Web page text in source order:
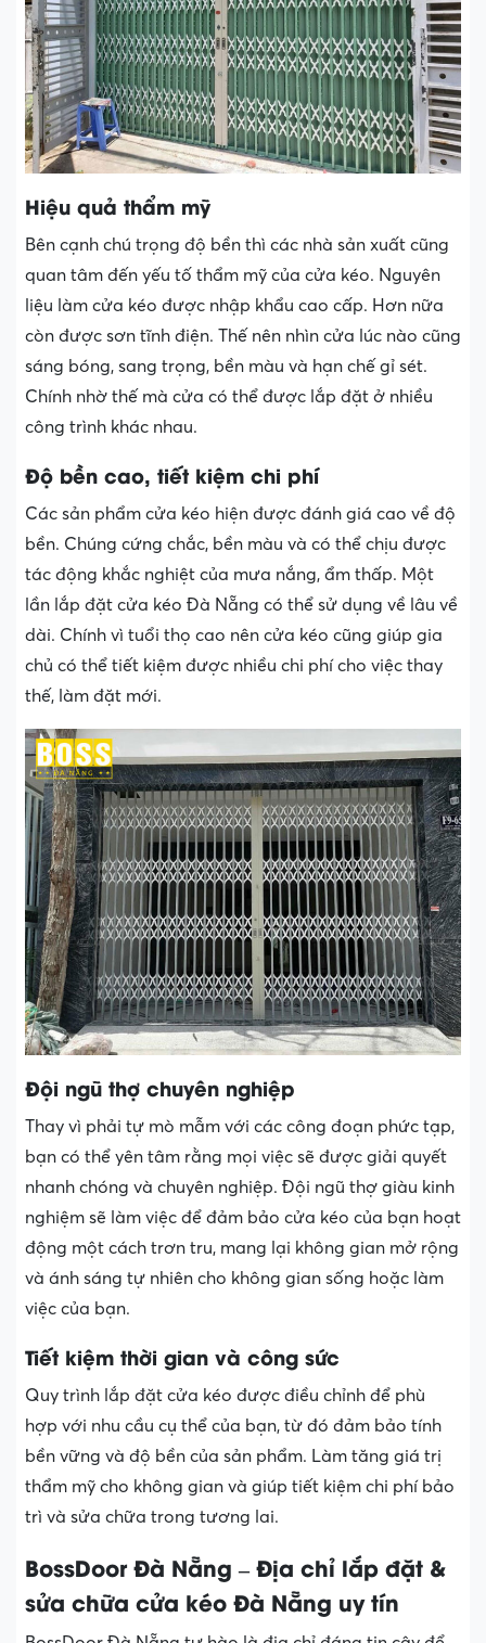
Hiệu quả thẩm mỹ
Bên cạnh chú trọng độ bền thì các nhà sản xuất cũng
quan tâm đến yếu tố thẩm mỹ của cửa kéo. Nguyên
liệu làm cửa kéo được nhập khẩu cao cấp. Hơn nữa
còn được sơn tĩnh điện. Thế nên nhìn cửa lúc nào cũng
sáng bóng, sang trọng, bền màu và hạn chế gỉ sét.
Chính nhờ thế mà cửa có thể được lắp đặt ở nhiều
công trình khác nhau.
Độ bền cao, tiết kiệm chi phí
Các sản phẩm cửa kéo hiện được đánh giá cao về độ
bền. Chúng cứng chắc, bền màu và có thể chịu được
tác động khắc nghiệt của mưa nắng, ẩm thấp. Một
lần lắp đặt cửa kéo Đà Nẵng có thể sử dụng về lâu về
dài. Chính vì tuổi thọ cao nên cửa kéo cũng giúp gia
chủ có thể tiết kiệm được nhiều chi phí cho việc thay
thế, làm đặt mới.
Đội ngũ thợ chuyên nghiệp
Thay vì phải tự mò mẫm với các công đoạn phức tạp,
bạn có thể yên tâm rằng mọi việc sẽ được giải quyết
nhanh chóng và chuyên nghiệp. Đội ngũ thợ giàu kinh
nghiệm sẽ làm việc để đảm bảo cửa kéo của bạn hoạt
động một cách trơn tru, mang lại không gian mở rộng
và ánh sáng tự nhiên cho không gian sống hoặc làm
việc của bạn.
Tiết kiệm thời gian và công sức
Quy trình lắp đặt cửa kéo được điều chỉnh để phù
hợp với nhu cầu cụ thể của bạn, từ đó đảm bảo tính
bền vững và độ bền của sản phẩm. Làm tăng giá trị
thẩm mỹ cho không gian và giúp tiết kiệm chi phí bảo
trì và sửa chữa trong tương lai.
BossDoor Đà Nẵng – Địa chỉ lắp đặt &
sửa chữa cửa kéo Đà Nẵng uy tín